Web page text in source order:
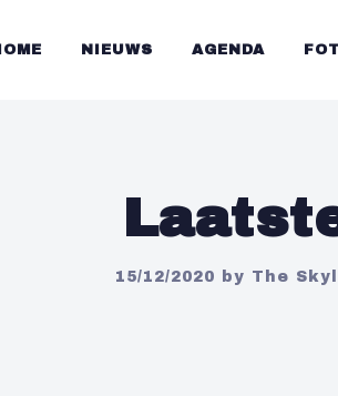
NIEUWS AGENDA
15/12/2020 by The